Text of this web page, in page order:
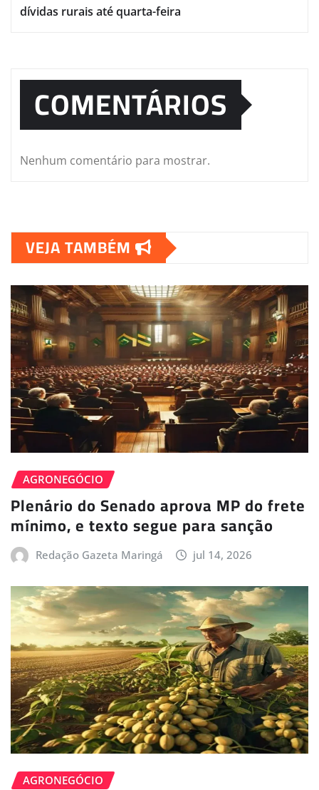
dívidas rurais até quarta-feira
COMENTÁRIOS
Nenhum comentário para mostrar.
VEJA TAMBÉM
AGRONEGÓCIO
Plenário do Senado aprova MP do frete
mínimo, e texto segue para sanção
Redação Gazeta Maringá jul 14, 2026
AGRONEGÓCIO